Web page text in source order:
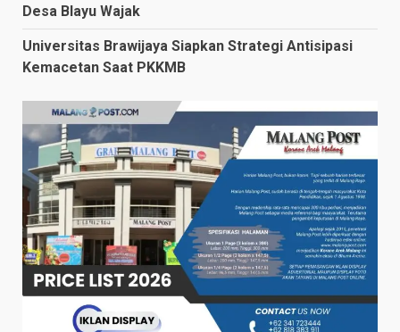
Desa Blayu Wajak
Universitas Brawijaya Siapkan Strategi Antisipasi
Kemacetan Saat PKKMB